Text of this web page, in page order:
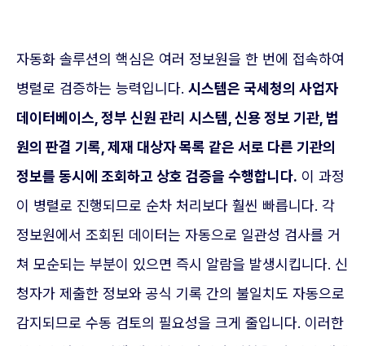
자동화 솔루션의 핵심은 여러 정보원을 한 번에 접속하여
병렬로 검증하는 능력입니다. 시스템은 국세청의 사업자
데이터베이스, 정부 신원 관리 시스템, 신용 정보 기관, 법
원의 판결 기록, 제재 대상자 목록 같은 서로 다른 기관의
정보를 동시에 조회하고 상호 검증을 수행합니다. 이 과정
이 병렬로 진행되므로 순차 처리보다 훨씬 빠릅니다. 각
정보원에서 조회된 데이터는 자동으로 일관성 검사를 거
쳐 모순되는 부분이 있으면 즉시 알람을 발생시킵니다. 신
청자가 제출한 정보와 공식 기록 간의 불일치도 자동으로
감지되므로 수동 검토의 필요성을 크게 줄입니다. 이러한